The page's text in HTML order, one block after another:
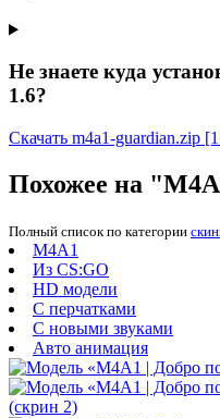
Не знаете куда
1.6?
Скачать m4a1-guardian.zip
Похожее на
Полный список по категории
M4A1
Из CS:GO
HD модели
С перчатками
С новыми звуками
Авто анимация